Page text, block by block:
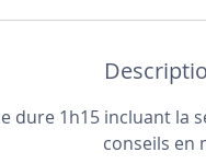
dure 1h15 incluant la
conseils en